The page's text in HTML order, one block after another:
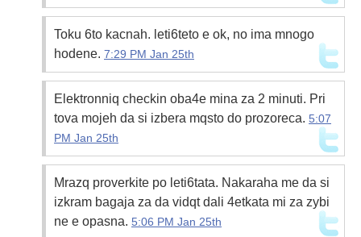
Toku 6to kacnah. leti6teto e ok, no ima mnogo
hodene. 7:29 PM Jan 25th
Elektronniq checkin oba4e mina za 2 minuti. Pri
tova mojeh da si izbera mqsto do prozoreca. 5:07
PM Jan 25th
Mrazq proverkite po leti6tata. Nakaraha me da si
izkram bagaja za da vidqt dali 4etkata mi za zybi
ne e opasna. 5:06 PM Jan 25th